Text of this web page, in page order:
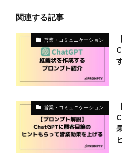
関連する記事
営業・コミュニケーション
営業・コミュニケーション